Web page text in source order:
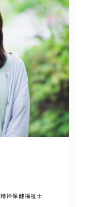
精神保健福祉士